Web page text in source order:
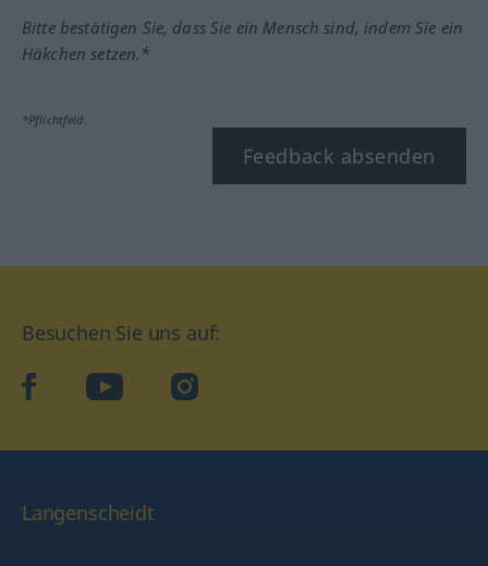
Bitte bestätigen Sie, dass Sie ein Mensch sind, indem Sie ein
Häkchen setzen.*
*Pflichtfeld
Feedback absenden
Besuchen Sie uns auf:
facebookYouTube Instagram
Langenscheidt